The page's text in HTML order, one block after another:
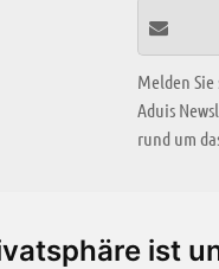
ist
Melden
Aduis
rund um